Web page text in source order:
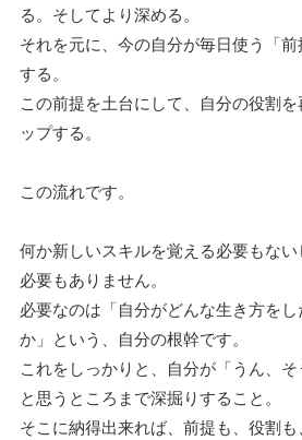
る。そしてより深める。
それを元に、今の自分が毎日使う「
する。
この前提を土台にして、自分の役割
ップする。
この流れです。
何か新しいスキルを覚える必要もな
必要もありません。
必要なのは「自分がどんな生き方を
か」という、自分の根幹です。
これをしっかりと、自分が「うん、そ
と思うところまで深掘りすること。
そこに納得出来れば、前提も、役割